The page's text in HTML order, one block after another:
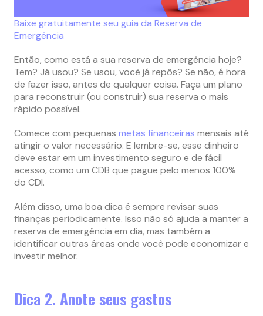
Baixe gratuitamente seu guia da Reserva de
Emergência
Então, como está a sua reserva de emergência hoje?
Tem? Já usou? Se usou, você já repôs? Se não, é hora
de fazer isso, antes de qualquer coisa. Faça um plano
para reconstruir (ou construir) sua reserva o mais
rápido possível.
Comece com pequenas metas financeiras mensais até
atingir o valor necessário. E lembre-se, esse dinheiro
deve estar em um investimento seguro e de fácil
acesso, como um CDB que pague pelo menos 100%
do CDI.
Além disso, uma boa dica é sempre revisar suas
finanças periodicamente. Isso não só ajuda a manter a
reserva de emergência em dia, mas também a
identificar outras áreas onde você pode economizar e
investir melhor.
Dica 2. Anote seus gastos